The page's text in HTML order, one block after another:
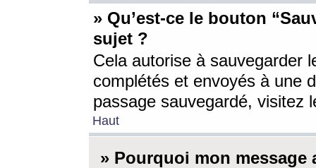
» Qu’est-ce le bouton
sujet ?
Cela autorise à sauvegarder
complétés et envoyés à une
passage sauvegardé, visitez
Haut
» Pourquoi mon message